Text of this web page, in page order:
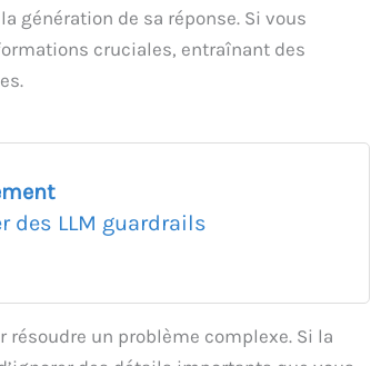
génération de sa réponse. Si vous
cruciales, entraînant des
des LLM guardrails
un problème complexe. Si la